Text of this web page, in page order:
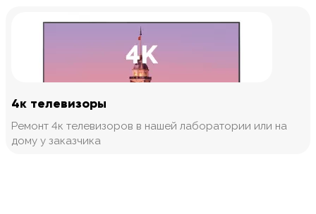
4к телевизоры
Ремонт 4к телевизоров в нашей лаборатории или на
дому у заказчика